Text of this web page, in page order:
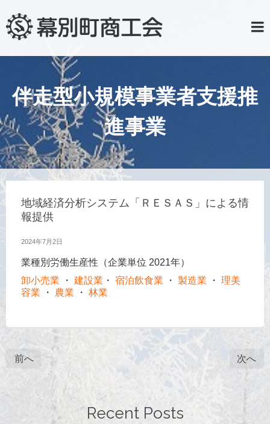
伴走型小規模事業者支援推
進事業
地域経済分析システム「ＲＥＳＡＳ」による情
報提供
2024年7月2日
業種別労働生産性（企業単位 2021年）
卸小売業 ・ 建設業 ・ 宿泊飲食業 ・ 製造業 ・ 理美
容業 ・ 農業 ・ 林業
前へ 次へ
Recent Posts